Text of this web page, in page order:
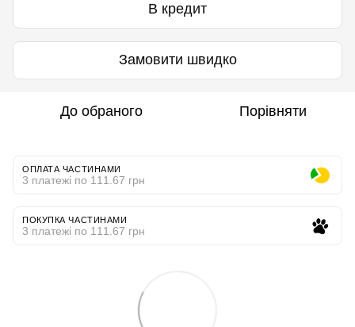
В кредит
Замовити швидко
До обраного Порівняти
ОПЛАТА ЧАСТИНАМИ
3 платежі по 111.67 грн
ПОКУПКА ЧАСТИНАМИ
3 платежі по 111.67 грн